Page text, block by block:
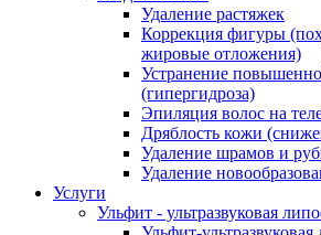
Удаление растяжек
Коррекция фигуры
жировые отложения)
Устранение
(гипергидроза)
Эпиляция волос на
Дряблость кожи
Удаление шрамов и
Удаление
Услуги
Ульфит - ультразвуковая